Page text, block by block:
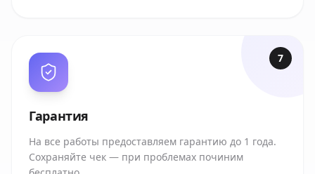
7
Гарантия
На все работы предоставляем гарантию до 1 года.
Сохраняйте чек — при проблемах починим